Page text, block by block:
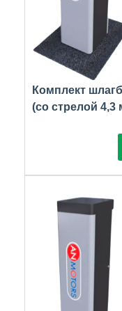
Комплект
(со стрелой 4,3